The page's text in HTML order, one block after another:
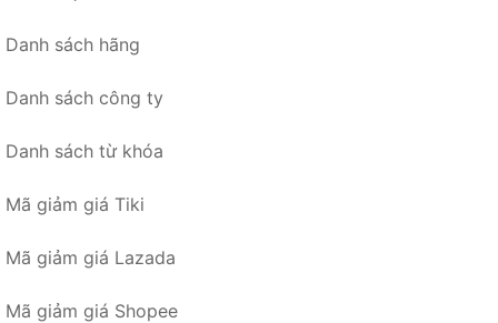
Danh sách hãng
Danh sách công ty
Danh sách từ khóa
Mã giảm giá Tiki
Mã giảm giá Lazada
Mã giảm giá Shopee